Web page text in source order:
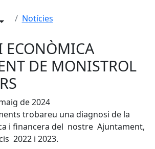
Notícies
ECONÒMICA
DE MONISTROL
de 2024
trobareu una diagnosi de la
i financera del nostre Ajuntament,
2022 i 2023.